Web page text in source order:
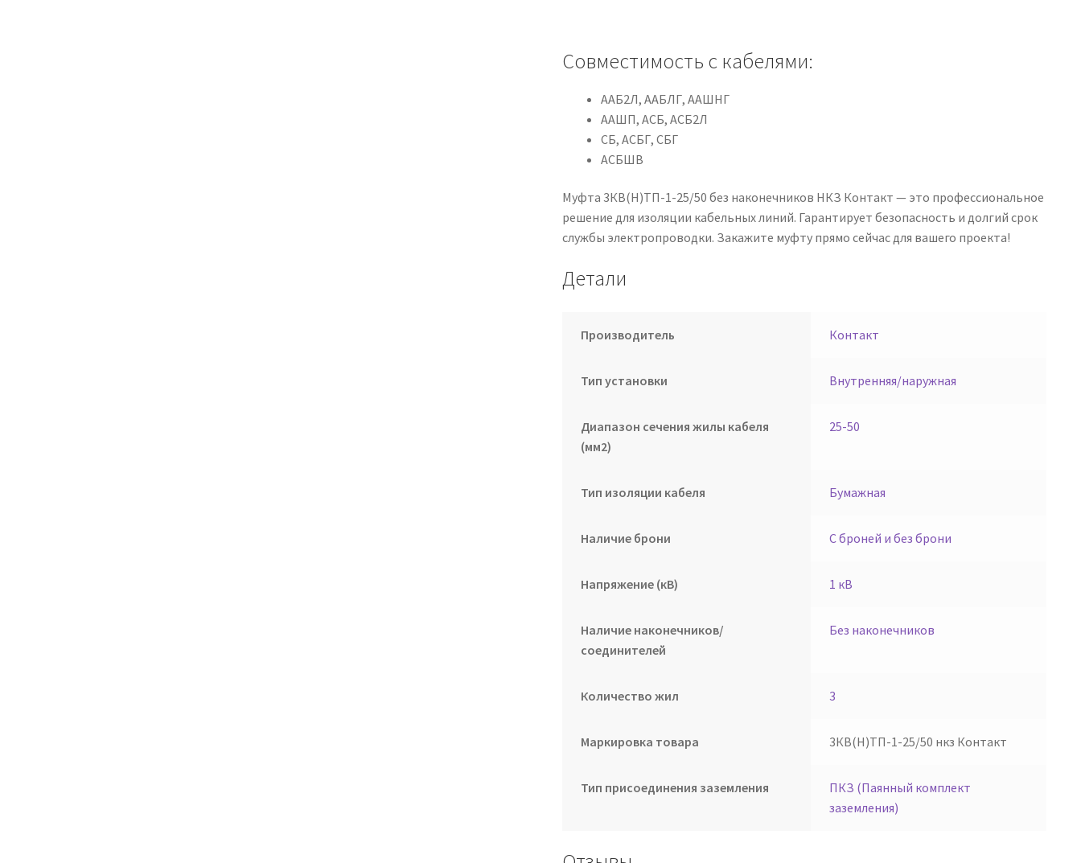
Совместимость с кабелями:
ААБ2Л, ААБЛГ, ААШНГ
ААШП, АСБ, АСБ2Л
СБ, АСБГ, СБГ
АСБШВ
Муфта 3КВ(Н)ТП-1-25/50 без наконечников НКЗ Контакт — это профессиональное
решение для изоляции кабельных линий. Гарантирует безопасность и долгий срок
службы электропроводки. Закажите муфту прямо сейчас для вашего проекта!
Детали
Производитель Контакт
Тип установки Внутренняя/наружная
Диапазон сечения жилы кабеля
(мм2)
25-50
Тип изоляции кабеля Бумажная
Наличие брони С броней и без брони
Напряжение (кВ) 1 кВ
Наличие наконечников/
соединителей
Без наконечников
Количество жил 3
Маркировка товара 3КВ(Н)ТП-1-25/50 нкз Контакт
Тип присоединения заземления
ПКЗ (Паянный комплект
заземления)